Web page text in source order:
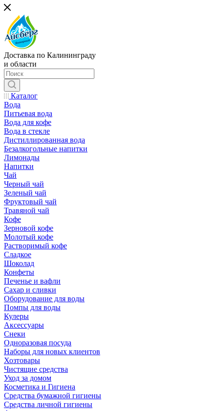
Доставка по Калининграду
и области
Каталог
Вода
Питьевая вода
Вода для кофе
Вода в стекле
Дистиллированная вода
Безалкогольные напитки
Лимонады
Напитки
Чай
Черный чай
Зеленый чай
Фруктовый чай
Травяной чай
Кофе
Зерновой кофе
Молотый кофе
Растворимый кофе
Сладкое
Шоколад
Конфеты
Печенье и вафли
Сахар и сливки
Оборудование для воды
Помпы для воды
Кулеры
Аксессуары
Снеки
Одноразовая посуда
Наборы для новых клиентов
Хозтовары
Чистящие средства
Уход за домом
Косметика и Гигиена
Средства бумажной гигиены
Средства личной гигиены